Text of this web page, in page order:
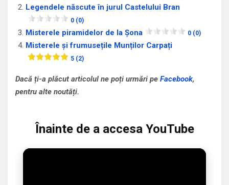
Legendele născute în jurul Castelului Bran
0 (0)
Misterele piramidelor de la Șona 0 (0)
Misterele și frumusețile Munților Carpați
5 (2)
Dacă ți-a plăcut articolul ne poți urmări pe Facebook,
pentru alte noutăți.
Înainte de a accesa YouTube